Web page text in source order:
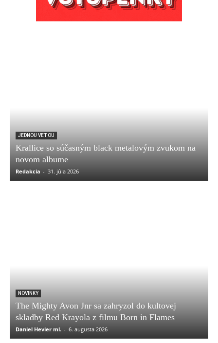
JEDNOU VETOU
Krallice so súčasným black metalovým zvukom na
novom albume
Redakcia - 31. júla 2026
NOVINKY
The Mighty Avon Jnr sa zahryzol do kultovej
skladby Red Krayola z filmu Born in Flames
Daniel Hevier ml. - 6. augusta 2026